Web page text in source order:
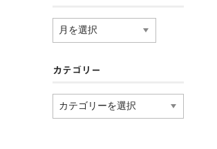
ア
イ
カテゴリー